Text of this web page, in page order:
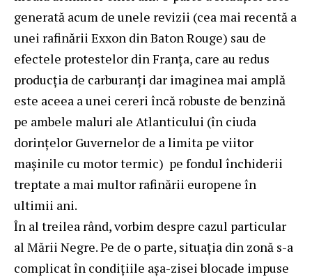
generată acum de unele revizii (cea mai recentă a
unei rafinării Exxon din Baton Rouge) sau de
efectele protestelor din Franța, care au redus
producția de carburanți dar imaginea mai amplă
este aceea a unei cereri încă robuste de benzină
pe ambele maluri ale Atlanticului (în ciuda
dorințelor Guvernelor de a limita pe viitor
mașinile cu motor termic) pe fondul închiderii
treptate a mai multor rafinării europene în
ultimii ani.
În al treilea rând, vorbim despre cazul particular
al Mării Negre. Pe de o parte, situația din zonă s-a
complicat în condițiile așa-zisei blocade impuse